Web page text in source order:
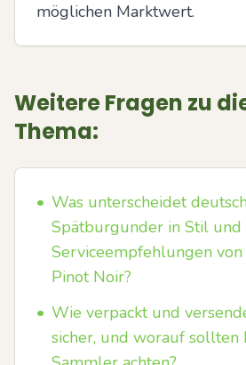
möglichen Marktwert.
Weitere Fragen zu
Thema:
• Was unterscheidet
Spätburgunder in Stil und
Serviceempfehlungen
Pinot Noir?
• Wie verpackt und
sicher, und worauf sollten